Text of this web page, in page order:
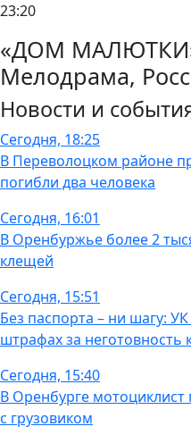
23:20
«ДОМ
Мелодрама,
Новости и
Сегодня, 18:25
В Переволоцком районе
погибли два человека
Сегодня, 16:01
В Оренбуржье более 2
клещей
Сегодня, 15:51
Без паспорта – ни шагу:
штрафах за неготовность
Сегодня, 15:40
В Оренбурге мотоциклист
с грузовиком